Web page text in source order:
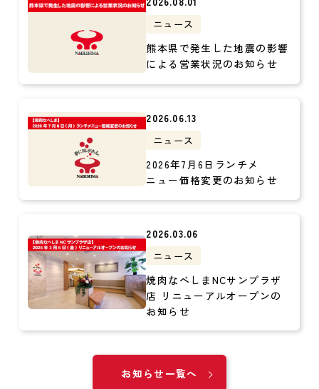
ニュース
熊本県で発生した地震の影響
による営業状況のお知らせ
2026.06.13
ニュース
2026年7月6日ランチメ
ニュー価格変更のお知らせ
2026.03.06
ニュース
焼肉なべしまNCサンプラザ
店 リニューアルオープンの
お知らせ
お知らせ一覧へ